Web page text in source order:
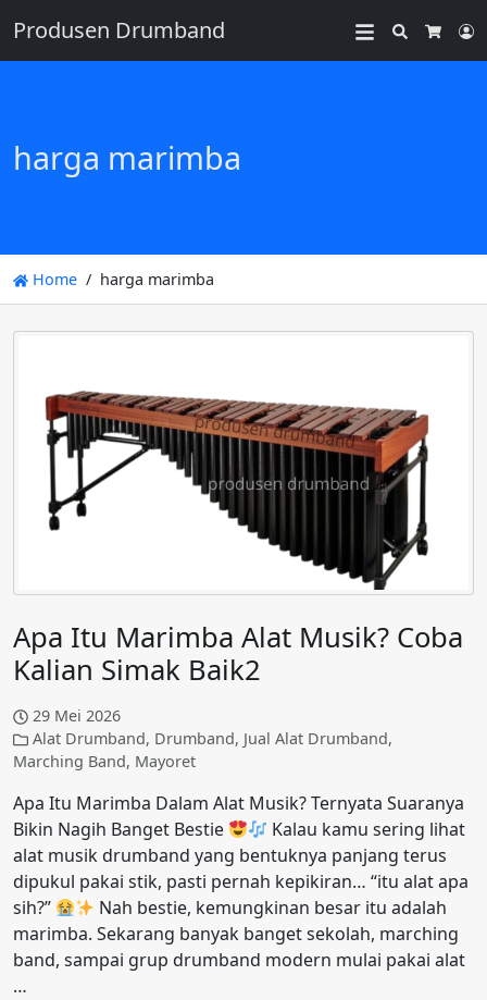
Produsen Drumband
Search
harga marimba
Home harga marimba
Apa Itu Marimba Alat Musik? Coba
Kalian Simak Baik2
29 Mei 2026
Alat Drumband, Drumband, Jual Alat Drumband,
Marching Band, Mayoret
Apa Itu Marimba Dalam Alat Musik? Ternyata Suaranya
Bikin Nagih Banget Bestie
Kalau kamu sering lihat
alat musik drumband yang bentuknya panjang terus
dipukul pakai stik, pasti pernah kepikiran… “itu alat apa
sih?”
Nah bestie, kemungkinan besar itu adalah
marimba. Sekarang banyak banget sekolah, marching
band, sampai grup drumband modern mulai pakai alat
…